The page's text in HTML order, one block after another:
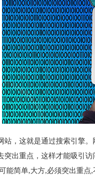
站，这就是通过搜索引擎
突出重点，这样才能吸引
能简单,大方,必须突出重